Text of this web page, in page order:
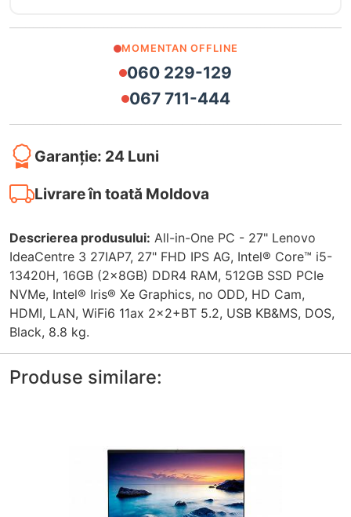
MOMENTAN OFFLINE
060 229-129
067 711-444
Garanție: 24 Luni
Livrare în toată Moldova
Descrierea produsului: All-in-One PC - 27" Lenovo
IdeaCentre 3 27IAP7, 27" FHD IPS AG, Intel® Core™ i5-
13420H, 16GB (2x8GB) DDR4 RAM, 512GB SSD PCIe
NVMe, Intel® Iris® Xe Graphics, no ODD, HD Cam,
HDMI, LAN, WiFi6 11ax 2x2+BT 5.2, USB KB&MS, DOS,
Black, 8.8 kg.
Produse similare: